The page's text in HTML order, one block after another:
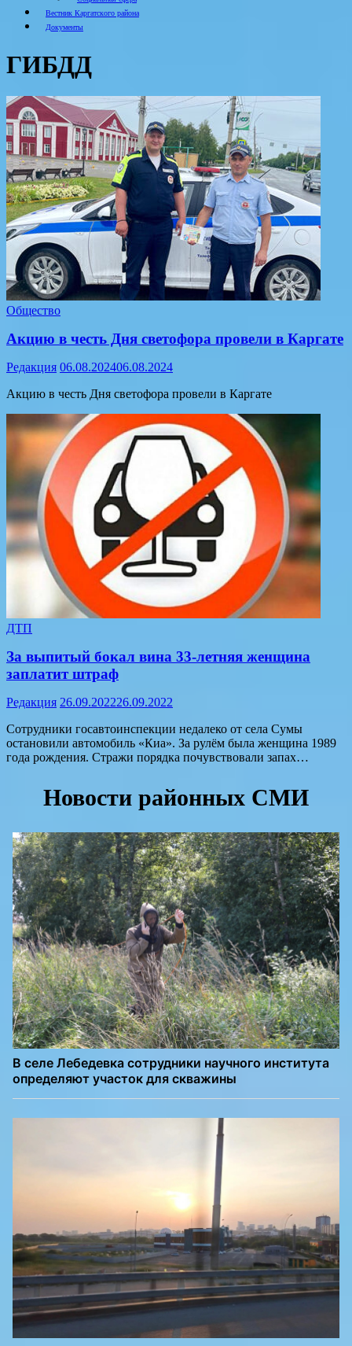
Вестник Каргатского района
Документы
ГИБДД
Общество
Акцию в честь Дня светофора провели в Каргате
Редакция 06.08.202406.08.2024
Акцию в честь Дня светофора провели в Каргате
ДТП
За выпитый бокал вина 33-летняя женщина
заплатит штраф
Редакция 26.09.202226.09.2022
Сотрудники госавтоинспекции недалеко от села Сумы
остановили автомобиль «Киа». За рулём была женщина 1989
года рождения. Стражи порядка почувствовали запах…